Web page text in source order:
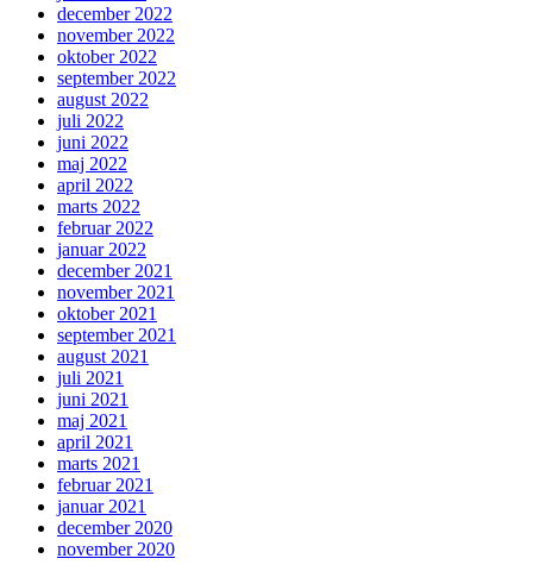
december 2022
november 2022
oktober 2022
september 2022
august 2022
juli 2022
juni 2022
maj 2022
april 2022
marts 2022
februar 2022
januar 2022
december 2021
november 2021
oktober 2021
september 2021
august 2021
juli 2021
juni 2021
maj 2021
april 2021
marts 2021
februar 2021
januar 2021
december 2020
november 2020